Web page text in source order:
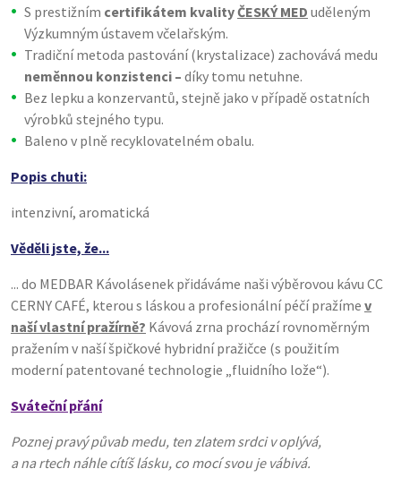
S prestižním certifikátem kvalityČESKÝ MED uděleným
Výzkumným ústavem včelařským.
Tradiční metoda pastování (krystalizace) zachovává medu
neměnnou konzistenci – díky tomu netuhne.
Bez lepku a konzervantů, stejně jako v případě ostatních
výrobků stejného typu.
Baleno v plně recyklovatelném obalu.
Popis chuti:
intenzivní, aromatická
Věděli jste, že...
... do MEDBAR Kávolásenek přidáváme naši výběrovou kávu CC
CERNY CAFÉ, kterou s láskou a profesionální péčí pražíme v
naší vlastní pražírně? Kávová zrna prochází rovnoměrným
pražením v naší špičkové hybridní pražičce (s použitím
moderní patentované technologie „fluidního lože“).
Sváteční přání
Poznej pravý půvab medu, ten zlatem srdci v oplývá,
a na rtech náhle cítíš lásku, co mocí svou je vábivá.